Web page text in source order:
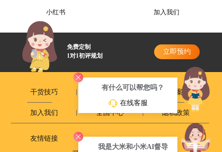
南京市江宁区竹山路378号 万欣幼儿园内
苏州中心
苏州市吴江区中山南路1627号130幢站前恒业广场2楼（地铁4号线吴
江人民广场4号西北口步行4-5分钟）
杭州花园岗中心
杭州市拱墅区花园岗街阿里云智能物联网产业基地二楼 （地铁10号线
花园岗地铁站A出口）
杭州启明星中心
小红书 加入我们
免费定制
1对1初评规划
立即预约
干货技巧 政策动态 成长案例
加入我们 全国中心 隐私政策
友情链接
有什么可以帮您吗？
在线客服
我是大米和小米AI督导